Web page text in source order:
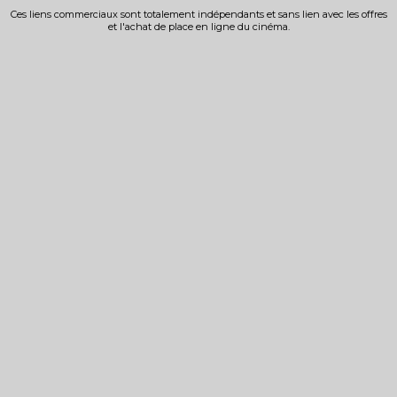
Ces liens commerciaux sont totalement indépendants et sans lien avec les offres
et l'achat de place en ligne du cinéma.